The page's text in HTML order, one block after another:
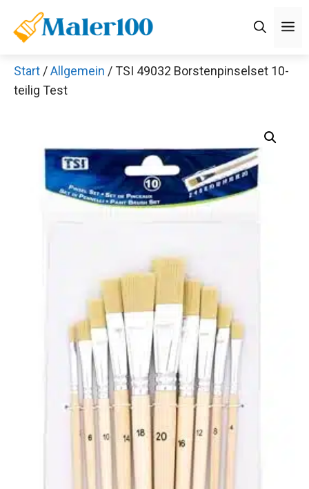
Inhalt
springen
Start /Allgemein / TSI 49032 Borstenpinselset 10-
teilig Test